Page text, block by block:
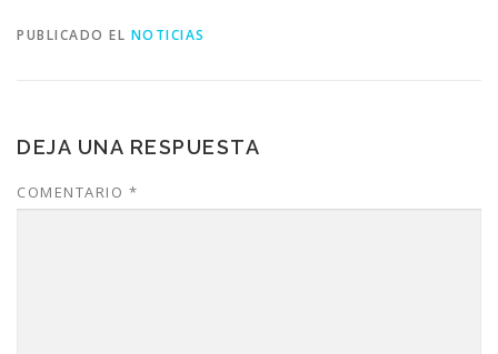
PUBLICADO EL NOTICIAS
DEJA UNA RESPUESTA
COMENTARIO *